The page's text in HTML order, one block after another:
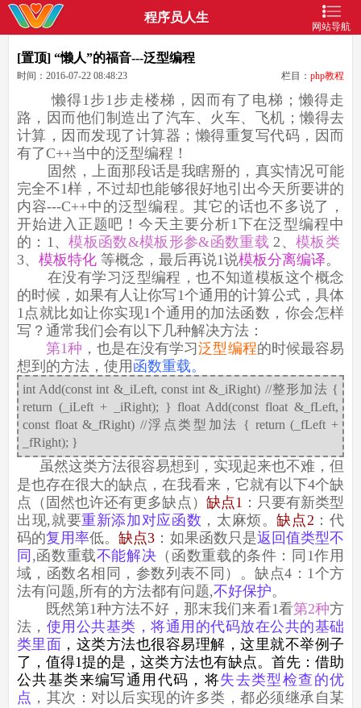
程序员人生
网站导航
[置顶] “懒人”的福音---泛型编程
栏目： php教程
时间：2016-07-22 08:48:23
懒得1步1步走楼梯，因而有了电梯；懒得走
路，因而他们制造出了汽车、火车、飞机；懒得去
计算，因而发现了计算器；懒得重复写代码，因而
有了C++当中的泛型编程！
固然，上面那段话是我瞎掰的，真实情况可能
完全不1样，不过却也能够很好地引出今天所要讲的
内容---C++中的泛型编程。其它的话也不多说了，
开始进入正题吧！今天主要分析1下在泛型编程中
的：1、模板函数&模板形参&函数重载 2、模板类
3、 模板特化 等概念，最后再说1说模板分离编译。
在没有学习泛型编程，也不知道模板这个概念
的时候，如果有人让你写1个通用的计算公式，具体
1点就比如让你实现1个通用的加法函数，你会怎样
写？通常我们会有以下几种解决方法：
第1种 ，也是在没有学习泛型编程的时候最容易
想到的方法，使用 函数重载。
int Add(const int &_iLeft, const int &_iRight) //整形加法 {
return (_iLeft + _iRight); } float Add(const float &_fLeft,
const float &_fRight) //浮点类型加法 { return (_fLeft +
_fRight); }
虽然这类方法很容易想到，实现起来也不难，但
是也存在很大的缺点，在我看来，它就有以下4个缺
点（固然也许还有更多缺点） 缺点1 ：只要有新类型
出现,就要重新添加对应函数 ，太麻烦。缺点2 ：代
码的复用率低。缺点3 ：如果函数只是返回值类型不
同 ,函数重载不能解决 （函数重载的条件：同1作用
域，函数名相同，参数列表不同）。缺点4：1个方
法有问题,所有的方法都有问题,不好保护。
既然第1种方法不好，那末我们来看1看第2种方
法， 使用公共基类，将通用的代码放在公共的基础
类里面 ，这类方法也很容易理解，这里就不举例子
了，值得1提的是，这类方法也有缺点。首先：借助
公共基类来编写通用代码，将失去类型检查的优
点 ，其次：对以后实现的许多类，都必须继承自某